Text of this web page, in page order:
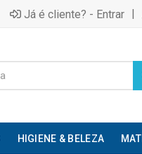
Já é cliente? - Entrar |
HIGIENE & BELEZA